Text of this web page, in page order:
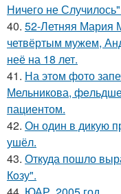
Ничего не
40. 52-Летняя Мария
четвёртым мужем,
неё на 18 лет.
41. На этoм фото
Мельникова,
пациентом.
42. Он один в дикую
ушёл.
43. Откуда пошло
Кoзу".